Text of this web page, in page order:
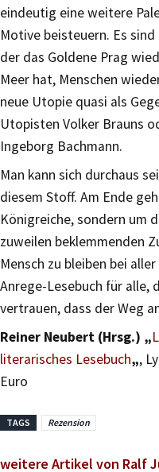
eindeutig eine weitere
Motive beisteuern. Es
der das Goldene Prag
Meer hat, Menschen
neue Utopie quasi als
Utopisten Volker Brauns
Ingeborg Bachmann.
Man kann sich durchaus
diesem Stoff. Am Ende
Königreiche, sondern um
zuweilen beklemmenden
Mensch zu bleiben bei
Anrege-Lesebuch für alle,
vertrauen, dass der Weg
Reiner Neubert (Hrsg.) „
literarisches Lesebuch„,
Euro
TAGS Rezension
weitere Artikel von Ralf